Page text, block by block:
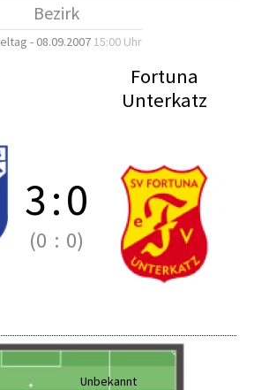
Bezirk
- 08.09.2007 15:00 Uhr
Fortuna
Unterkatz
3:0
(0 : 0)
Unbekannt